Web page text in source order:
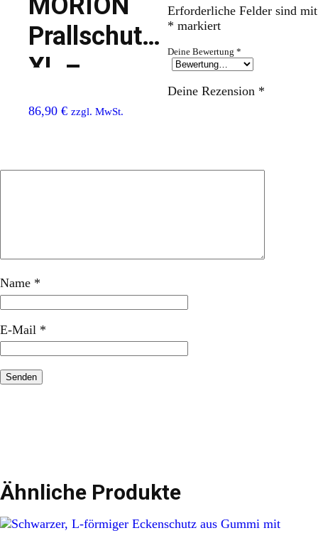
MORION
Prallschutz
XL –
86,90 € zzgl. MwSt.
Erforderliche Felder sind mit
* markiert
Deine Bewertung *
Deine Rezension *
Name *
E-Mail *
Ähnliche Produkte